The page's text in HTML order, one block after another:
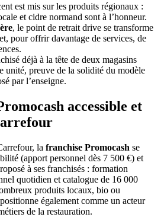
est mis sur les produits régionaux :
et cidre normand sont à l’honneur.
, le point de retrait drive se transforme
pour offrir davantage de services, de
déjà à la tête de deux magasins
unité, preuve de la solidité du modèle
par l’enseigne.
accessible et
la franchise Promocash se
(apport personnel dès 7 500 €) et
à ses franchisés : formation
quotidien et catalogue de 16 000
produits locaux, bio ou
également comme un acteur
de la restauration.